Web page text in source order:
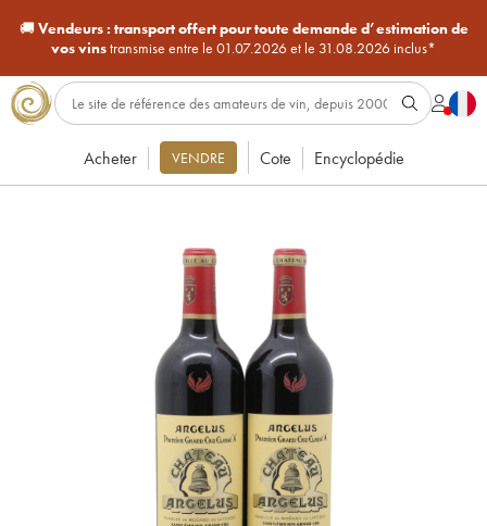
🚚Vendeurs : transport offert pour toute demande d’estimation de
vos vinstransmise entre le 01.07.2026 et le 31.08.2026 inclus*
Acheter VENDRE Cote Encyclopédie